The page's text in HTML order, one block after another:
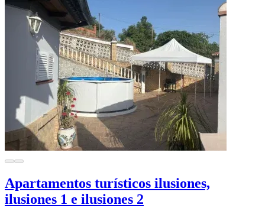
Apartamentos turísticos ilusiones,
ilusiones 1 e ilusiones 2